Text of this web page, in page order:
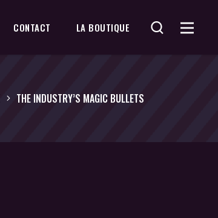
CONTACT LA BOUTIQUE
THE INDUSTRY’S MAGIC BULLETS